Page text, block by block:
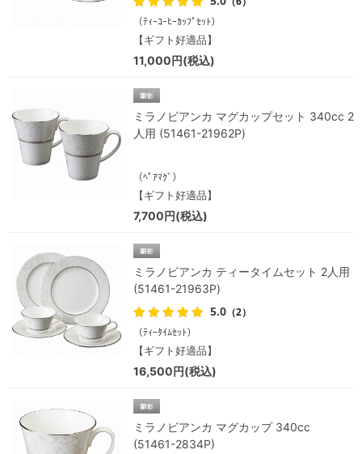
（ﾃｨｰｺｰﾋｰｶｯﾌﾟｾｯﾄ）
【ギフト好適品】
11,000円(税込)
ミラノビアンカ マグカップセット 340cc 2
人用 (51461-21962P)
（ﾍﾟｱﾏｸﾞ）
【ギフト好適品】
7,700円(税込)
ミラノビアンカ ティータイムセット 2人用
(51461-21963P)
5.0 （2）
（ﾃｨｰﾀｲﾑｾｯﾄ）
【ギフト好適品】
16,500円(税込)
ミラノビアンカ マグカップ 340cc
(51461-2834P)